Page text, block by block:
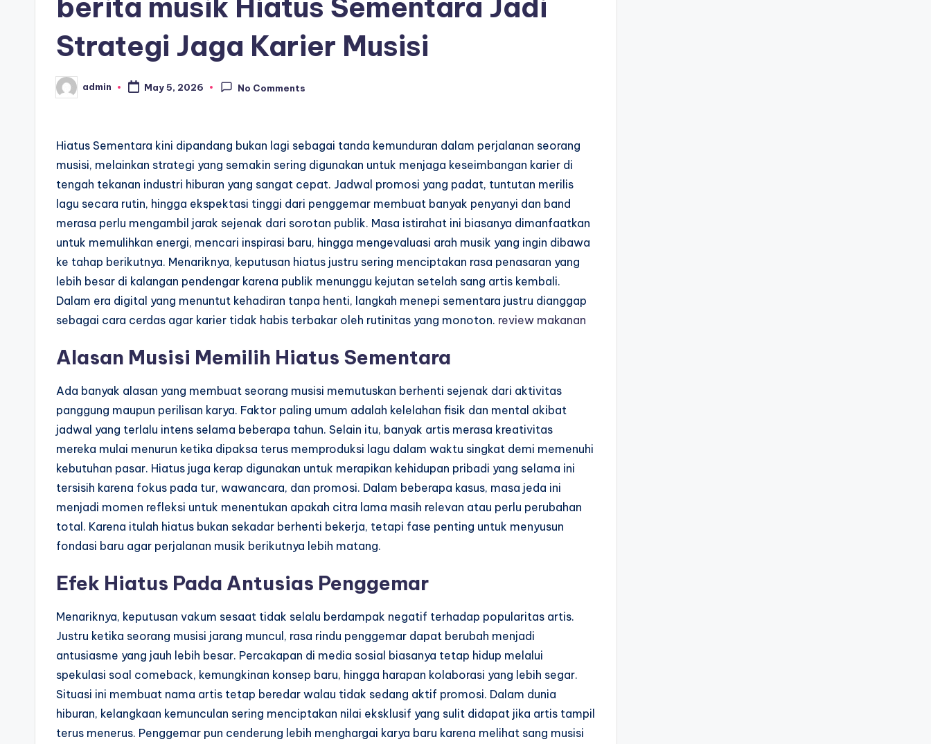
berita musik Hiatus Sementara Jadi
Strategi Jaga Karier Musisi
Posted
by
admin May 5, 2026 No Comments
Hiatus Sementara kini dipandang bukan lagi sebagai tanda kemunduran dalam perjalanan seorang
musisi, melainkan strategi yang semakin sering digunakan untuk menjaga keseimbangan karier di
tengah tekanan industri hiburan yang sangat cepat. Jadwal promosi yang padat, tuntutan merilis
lagu secara rutin, hingga ekspektasi tinggi dari penggemar membuat banyak penyanyi dan band
merasa perlu mengambil jarak sejenak dari sorotan publik. Masa istirahat ini biasanya dimanfaatkan
untuk memulihkan energi, mencari inspirasi baru, hingga mengevaluasi arah musik yang ingin dibawa
ke tahap berikutnya. Menariknya, keputusan hiatus justru sering menciptakan rasa penasaran yang
lebih besar di kalangan pendengar karena publik menunggu kejutan setelah sang artis kembali.
Dalam era digital yang menuntut kehadiran tanpa henti, langkah menepi sementara justru dianggap
sebagai cara cerdas agar karier tidak habis terbakar oleh rutinitas yang monoton. review makanan
Alasan Musisi Memilih Hiatus Sementara
Ada banyak alasan yang membuat seorang musisi memutuskan berhenti sejenak dari aktivitas
panggung maupun perilisan karya. Faktor paling umum adalah kelelahan fisik dan mental akibat
jadwal yang terlalu intens selama beberapa tahun. Selain itu, banyak artis merasa kreativitas
mereka mulai menurun ketika dipaksa terus memproduksi lagu dalam waktu singkat demi memenuhi
kebutuhan pasar. Hiatus juga kerap digunakan untuk merapikan kehidupan pribadi yang selama ini
tersisih karena fokus pada tur, wawancara, dan promosi. Dalam beberapa kasus, masa jeda ini
menjadi momen refleksi untuk menentukan apakah citra lama masih relevan atau perlu perubahan
total. Karena itulah hiatus bukan sekadar berhenti bekerja, tetapi fase penting untuk menyusun
fondasi baru agar perjalanan musik berikutnya lebih matang.
Efek Hiatus Pada Antusias Penggemar
Menariknya, keputusan vakum sesaat tidak selalu berdampak negatif terhadap popularitas artis.
Justru ketika seorang musisi jarang muncul, rasa rindu penggemar dapat berubah menjadi
antusiasme yang jauh lebih besar. Percakapan di media sosial biasanya tetap hidup melalui
spekulasi soal comeback, kemungkinan konsep baru, hingga harapan kolaborasi yang lebih segar.
Situasi ini membuat nama artis tetap beredar walau tidak sedang aktif promosi. Dalam dunia
hiburan, kelangkaan kemunculan sering menciptakan nilai eksklusif yang sulit didapat jika artis tampil
terus menerus. Penggemar pun cenderung lebih menghargai karya baru karena melihat sang musisi